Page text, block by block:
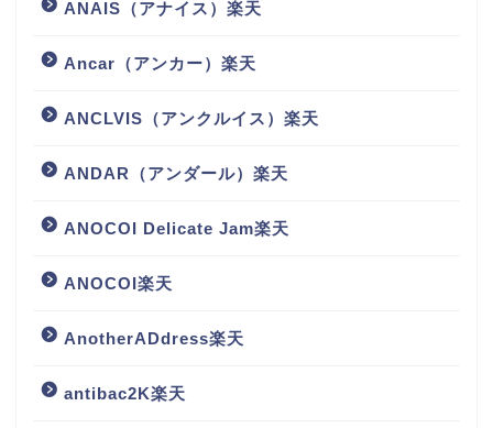
ANAIS（アナイス）楽天
Ancar（アンカー）楽天
ANCLVIS（アンクルイス）楽天
ANDAR（アンダール）楽天
ANOCOI Delicate Jam楽天
ANOCOI楽天
AnotherADdress楽天
antibac2K楽天